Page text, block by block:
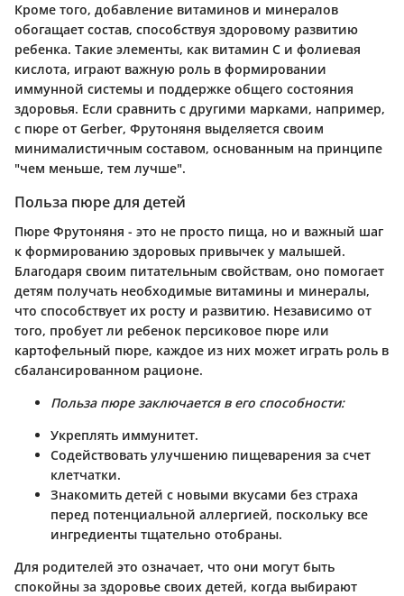
Кроме того, добавление витаминов и минералов
обогащает состав, способствуя здоровому развитию
ребенка. Такие элементы, как витамин С и фолиевая
кислота, играют важную роль в формировании
иммунной системы и поддержке общего состояния
здоровья. Если сравнить с другими марками, например,
с пюре от Gerber, Фрутоняня выделяется своим
минималистичным составом, основанным на принципе
"чем меньше, тем лучше".
Польза пюре для детей
Пюре Фрутоняня - это не просто пища, но и важный шаг
к формированию здоровых привычек у малышей.
Благодаря своим питательным свойствам, оно помогает
детям получать необходимые витамины и минералы,
что способствует их росту и развитию. Независимо от
того, пробует ли ребенок персиковое пюре или
картофельный пюре, каждое из них может играть роль в
сбалансированном рационе.
Польза пюре заключается в его способности:
Укреплять иммунитет.
Содействовать улучшению пищеварения за счет
клетчатки.
Знакомить детей с новыми вкусами без страха
перед потенциальной аллергией, поскольку все
ингредиенты тщательно отобраны.
Для родителей это означает, что они могут быть
спокойны за здоровье своих детей, когда выбирают